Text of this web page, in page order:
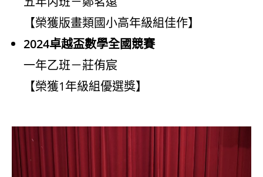
【榮獲版畫類國小高年級組佳作】
2024卓越盃數學全國競賽
一年乙班－莊侑宸
【榮獲1年級組優選獎】